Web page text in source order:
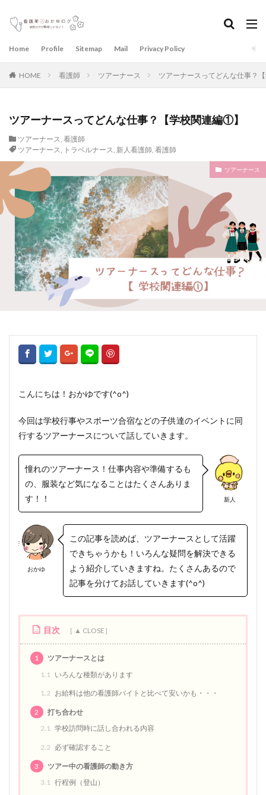
Home Profile Sitemap Mail Privacy Policy
HOME 看護師 ツアーナース ツアーナースってどんな仕事？
ツアーナースってどんな仕事？【学校関連編①】
ツアーナース, 看護師
ツアーナース, トラベルナース, 新人看護師, 看護師
ツアーナース
こんにちは！おかゆです(^o^)
今回は学校行事やスポーツ合宿などの子供達のイベントに同
行するツアーナースについて話していきます。
新人
憧れのツアーナース！仕事内容や準備するも
の、服装など気になることはたくさんありま
す！！
おかゆ
この記事を読めば、ツアーナースとして活躍
できちゃうかも！いろんな疑問を解決できる
よう紹介していきますね。たくさんあるので
記事を分けてお話していきます(^o^)
目次
1
ツアーナースとは
1.1
いろんな種類があります
1.2 お給料は他の看護師バイトと比べて安いかも・・・
2
打ち合わせ
2.1 学校訪問時に話し合われる内容
2.2 必ず確認すること
3
ツアー中の看護師の動き方
3.1 行程例（登山）